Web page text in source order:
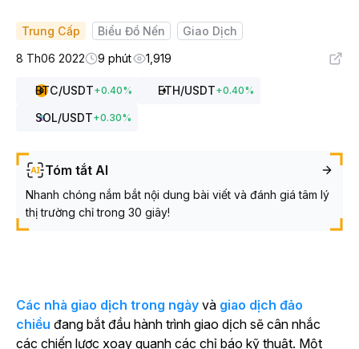
Trung Cấp Biểu Đồ Nến
Giao Dịch
8 Th06 2022
9 phút 1,919
BTC/USDT+0.40% ETH/USDT+0.40%
SOL/USDT+0.30%
Tóm tắt AI
Nhanh chóng nắm bắt nội dung bài viết và đánh giá tâm lý
thị trường chỉ trong 30 giây!
Các nhà giao dịch trong ngày và giao dịch đảo
chiều đang bắt đầu hành trình giao dịch sẽ cân nhắc
các chiến lược xoay quanh các chỉ báo kỹ thuật. Một